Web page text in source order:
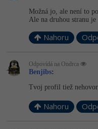
Možná jo, ale není to
Ale na druhou stranu
Nahoru
Odpovídá na Ondrca
Benjibs:
Tvoj profil tiež
Nahoru